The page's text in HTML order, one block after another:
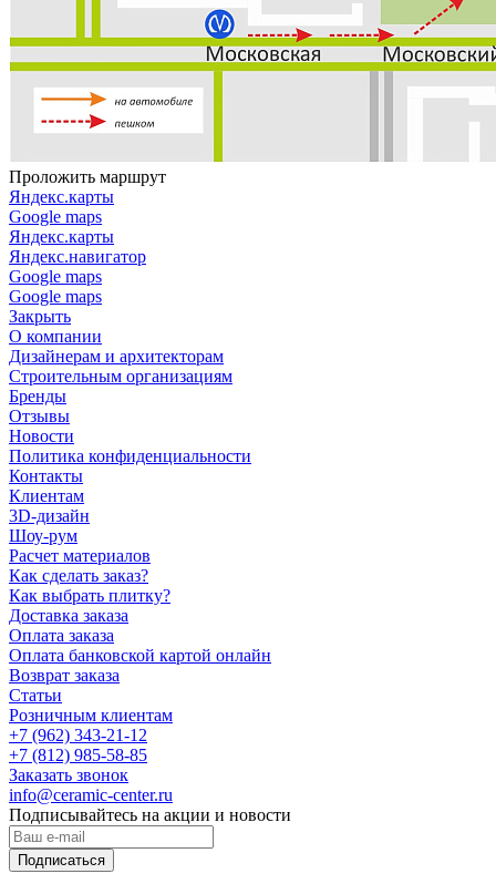
Проложить маршрут
Яндекс.карты
Google maps
Яндекс.карты
Яндекс.навигатор
Google maps
Google maps
Закрыть
О компании
Дизайнерам и архитекторам
Строительным организациям
Бренды
Отзывы
Новости
Политика конфиденциальности
Контакты
Клиентам
3D-дизайн
Шоу-рум
Расчет материалов
Как сделать заказ?
Как выбрать плитку?
Доставка заказа
Оплата заказа
Оплата банковской картой онлайн
Возврат заказа
Статьи
Розничным клиентам
+7 (962) 343-21-12
+7 (812) 985-58-85
Заказать звонок
info@ceramic-center.ru
Подписывайтесь на акции и новости
Подписаться